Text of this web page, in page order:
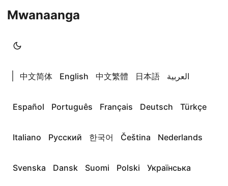
Mwanaanga
中文简体 English 中文繁體 日本語 العربية
Español Português Français Deutsch Türkçe
Italiano Русский 한국어 Čeština Nederlands
Svenska Dansk Suomi Polski Українська